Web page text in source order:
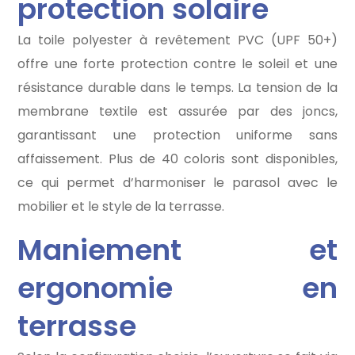
protection solaire
La toile polyester à revêtement PVC (UPF 50+)
offre une forte protection contre le soleil et une
résistance durable dans le temps. La tension de la
membrane textile est assurée par des joncs,
garantissant une protection uniforme sans
affaissement. Plus de 40 coloris sont disponibles,
ce qui permet d’harmoniser le parasol avec le
mobilier et le style de la terrasse.
Maniement et
ergonomie en
terrasse